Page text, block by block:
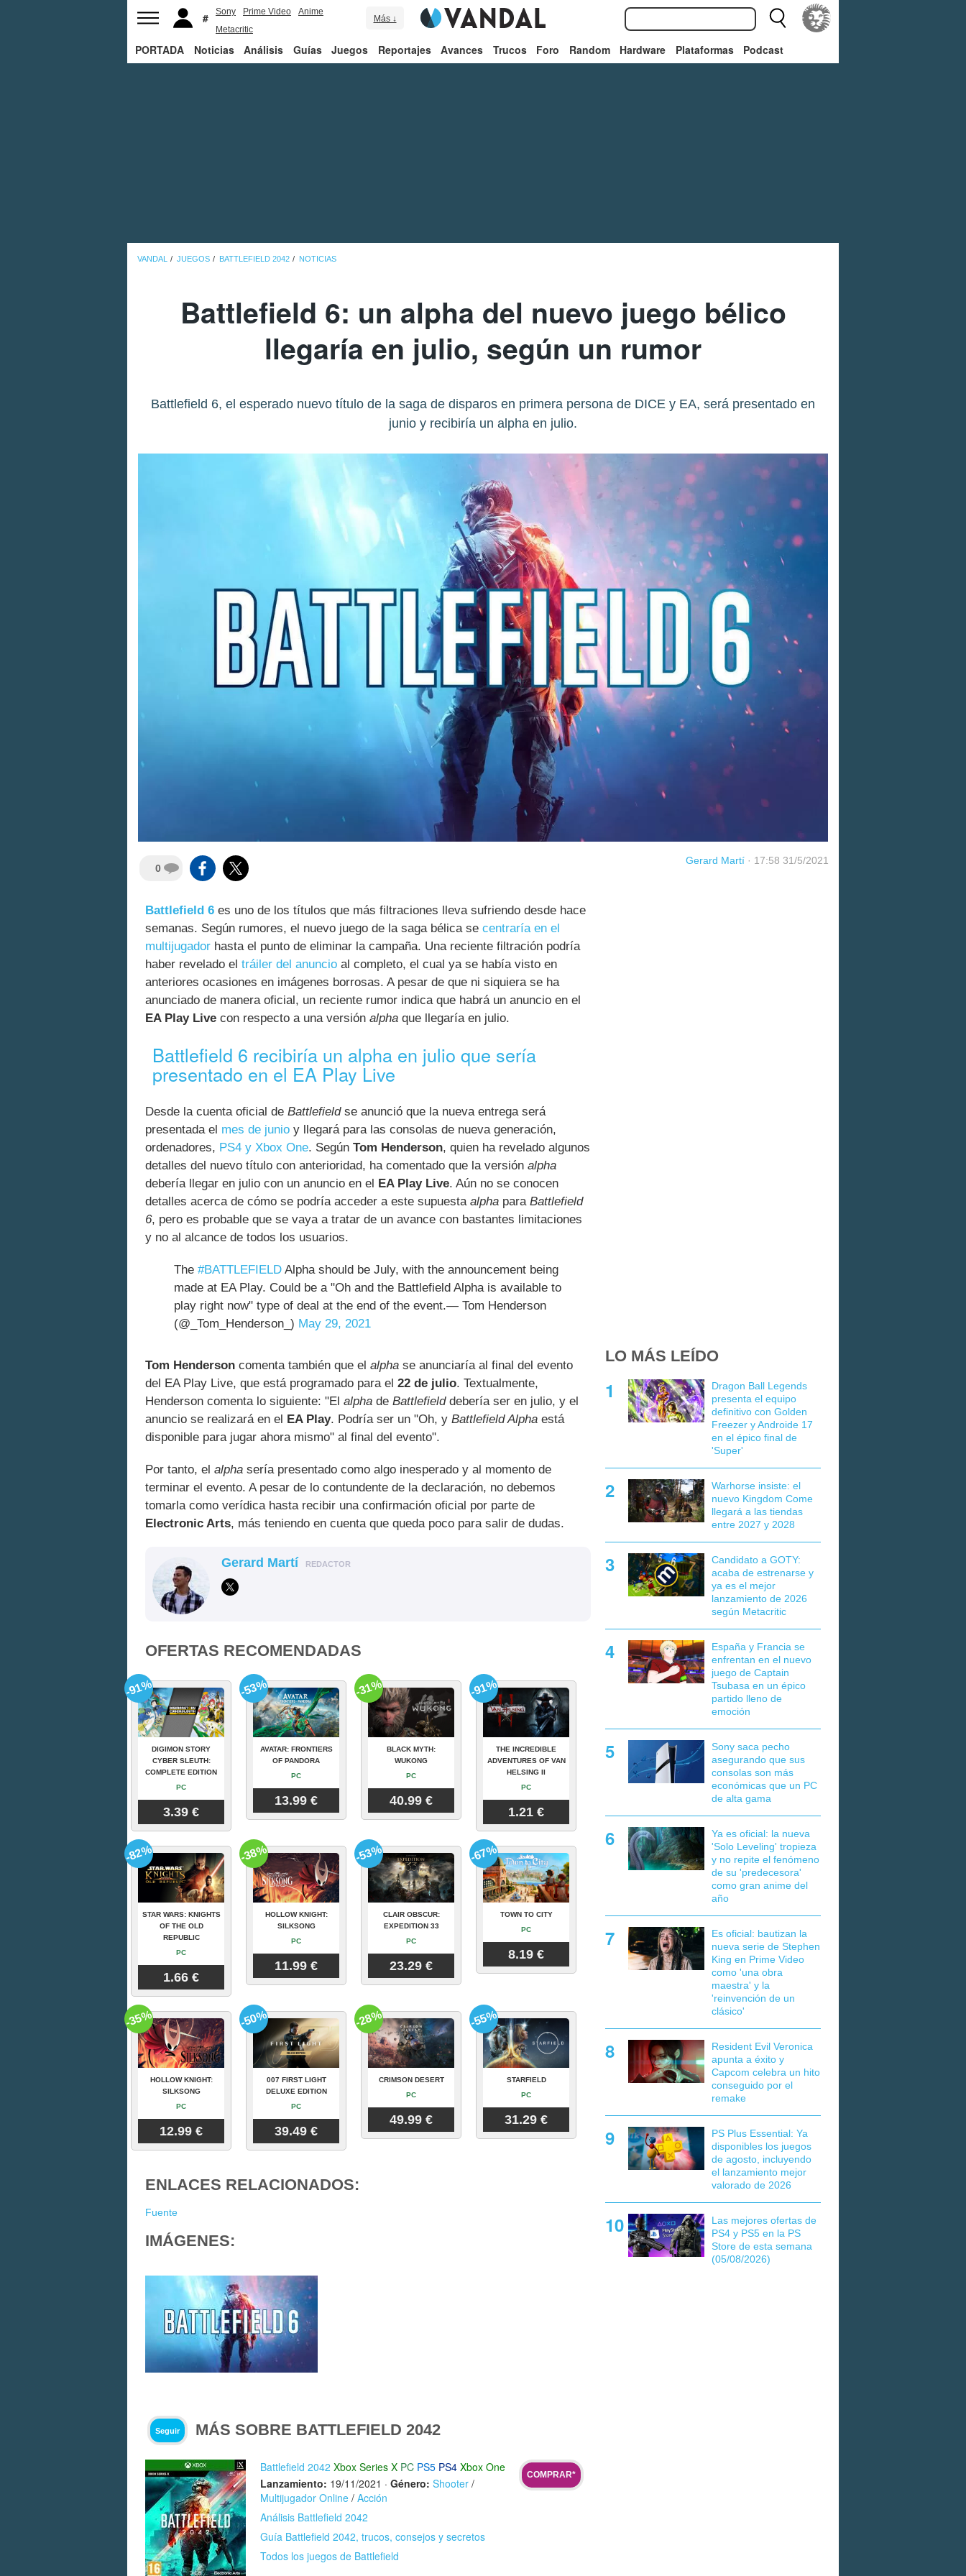
Sony Prime Video
Anime
Metacritic
Más ↓
PORTADA Noticias Análisis Guías Juegos Reportajes Avances Trucos Foro Random Hardware Plataformas Podcast
VANDAL JUEGOS BATTLEFIELD 2042 NOTICIAS
Battlefield 6: un alpha del nuevo juego bélico
llegaría en julio, según un rumor
Battlefield 6, el esperado nuevo título de la saga de disparos en primera persona de DICE y EA, será presentado en
junio y recibiría un alpha en julio.
0
Gerard Martí · 17:58 31/5/2021
Battlefield 6 es uno de los títulos que más filtraciones lleva sufriendo desde hace
semanas. Según rumores, el nuevo juego de la saga bélica se centraría en el
multijugador hasta el punto de eliminar la campaña. Una reciente filtración podría
haber revelado el tráiler del anuncio al completo, el cual ya se había visto en
anteriores ocasiones en imágenes borrosas. A pesar de que ni siquiera se ha
anunciado de manera oficial, un reciente rumor indica que habrá un anuncio en el
EA Play Live con respecto a una versión alpha que llegaría en julio.
Battlefield 6 recibiría un alpha en julio que sería
presentado en el EA Play Live
Desde la cuenta oficial de Battlefieldse anunció que la nueva entrega será
presentada el mes de junio y llegará para las consolas de nueva generación,
ordenadores, PS4 y Xbox One. Según Tom Henderson, quien ha revelado algunos
detalles del nuevo título con anterioridad, ha comentado que la versión alpha
debería llegar en julio con un anuncio en el EA Play Live. Aún no se conocen
detalles acerca de cómo se podría acceder a este supuesta alpha para Battlefield
6, pero es probable que se vaya a tratar de un avance con bastantes limitaciones
y no al alcance de todos los usuarios.
The #BATTLEFIELD Alpha should be July, with the announcement being
made at EA Play. Could be a "Oh and the Battlefield Alpha is available to
play right now" type of deal at the end of the event.— Tom Henderson
(@_Tom_Henderson_) May 29, 2021
Tom Henderson comenta también que el alpha se anunciaría al final del evento
del EA Play Live, que está programado para el 22 de julio. Textualmente,
Henderson comenta lo siguiente: "El alpha de Battlefielddebería ser en julio, y el
anuncio se realizará en el
EA Play. Podría ser un "Oh, y Battlefield Alpha está
disponible para jugar ahora mismo" al final del evento".
Por tanto, el alpha sería presentado como algo inesperado y al momento de
terminar el evento. A pesar de lo contundente de la declaración, no debemos
tomarla como verídica hasta recibir una confirmación oficial por parte de
Electronic Arts, más teniendo en cuenta que queda poco para salir de dudas.
Gerard Martí REDACTOR
OFERTAS RECOMENDADAS
DIGIMON STORY
CYBER SLEUTH:
COMPLETE EDITION
PC
3.39 €
-91%
AVATAR: FRONTIERS
OF PANDORA
PC
13.99 €
-53%
BLACK MYTH:
WUKONG
PC
40.99 €
-31%
THE INCREDIBLE
ADVENTURES OF VAN
HELSING II
PC
1.21 €
-91%
STAR WARS: KNIGHTS
OF THE OLD
REPUBLIC
PC
1.66 €
-82%
HOLLOW KNIGHT:
SILKSONG
PC
11.99 €
-38%
CLAIR OBSCUR:
EXPEDITION 33
PC
23.29 €
-53%
TOWN TO CITY
PC
8.19 €
-67%
HOLLOW KNIGHT:
SILKSONG
PC
12.99 €
-35%
007 FIRST LIGHT
DELUXE EDITION
PC
39.49 €
-50%
CRIMSON DESERT
PC
49.99 €
-28%
STARFIELD
PC
31.29 €
-55%
ENLACES RELACIONADOS:
Fuente
IMÁGENES:
Seguir MÁS SOBRE BATTLEFIELD 2042
Battlefield 2042 Xbox Series X PC PS5 PS4 Xbox One
Lanzamiento: 19/11/2021 · Género: Shooter /
Multijugador Online / Acción
COMPRAR*
Análisis Battlefield 2042
Guía Battlefield 2042, trucos, consejos y secretos
Todos los juegos de Battlefield
LO MÁS LEÍDO
Dragon Ball Legends
presenta el equipo
definitivo con Golden
Freezer y Androide 17
en el épico final de
'Super'
Warhorse insiste: el
nuevo Kingdom Come
llegará a las tiendas
entre 2027 y 2028
Candidato a GOTY:
acaba de estrenarse y
ya es el mejor
lanzamiento de 2026
según Metacritic
España y Francia se
enfrentan en el nuevo
juego de Captain
Tsubasa en un épico
partido lleno de
emoción
Sony saca pecho
asegurando que sus
consolas son más
económicas que un PC
de alta gama
Ya es oficial: la nueva
'Solo Leveling' tropieza
y no repite el fenómeno
de su 'predecesora'
como gran anime del
año
Es oficial: bautizan la
nueva serie de Stephen
King en Prime Video
como 'una obra
maestra' y la
'reinvención de un
clásico'
Resident Evil Veronica
apunta a éxito y
Capcom celebra un hito
conseguido por el
remake
PS Plus Essential: Ya
disponibles los juegos
de agosto, incluyendo
el lanzamiento mejor
valorado de 2026
Las mejores ofertas de
PS4 y PS5 en la PS
Store de esta semana
(05/08/2026)